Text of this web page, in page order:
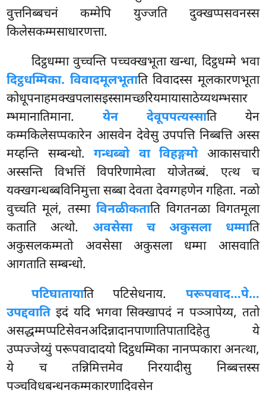
वुत्तनिब्बचनं कम्मेपि युज्जति दुक्खप्पसवनस्स
किलेसकम्मसाधारणत्ता.
दिट्ठधम्मा वुच्चन्ति पच्चक्खभूता खन्धा, दिट्ठधम्मे भवा
दिट्ठधम्मिका. विवादमूलभूताति विवादस्स मूलकारणभूता
कोधूपनाहमक्खपलासइस्सामच्छरियमायासाठेय्यथम्भसार
म्भमानातिमाना.येन देवूपपत्यस्साति येन
कम्मकिलेसप्पकारेन आसवेन देवेसु उपपत्ति निब्बत्ति अस्स
मय्हन्ति सम्बन्धो.गन्धब्बो वा विहङ्गमोआकासचारी
अस्सन्ति विभत्तिं विपरिणामेत्वा योजेतब्बं. एत्थ च
यक्खगन्धब्बविनिमुत्ता सब्बा देवता देवग्गहणेन गहिता. नळो
वुच्चति मूलं, तस्मा विनळीकताति विगतनळा विगतमूला
कताति अत्थो.अवसेसा च अकुसला धम्माति
अकुसलकम्मतो अवसेसा अकुसला धम्मा आसवाति
आगताति सम्बन्धो.
पटिघातायाति पटिसेधनाय. परूपवाद…पे…
उपद्दवातिइदं यदि भगवा सिक्खापदं न पञ्ञापेय्य, ततो
असद्धम्मप्पटिसेवनअदिन्नादानपाणातिपातादिहेतु ये
उप्पज्जेय्युं परूपवादादयो दिट्ठधम्मिका नानप्पकारा अनत्था,
ये च तन्निमित्तमेव निरयादीसु निब्बत्तस्स
पञ्चविधबन्धनकम्मकारणादिवसेन